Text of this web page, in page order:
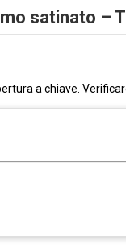
satinato –
a chiave.